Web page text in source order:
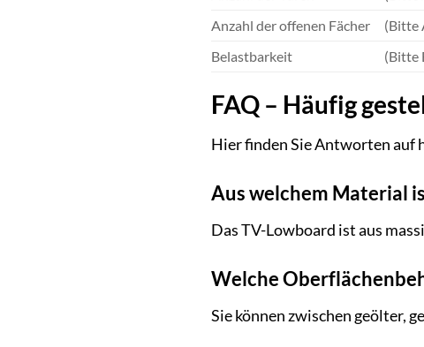
Anzahl der offenen Fächer
(Bitte
Belastbarkeit
(Bitte
FAQ – Häufig
Hier finden Sie Antworten auf
Aus welchem Material
Das TV-Lowboard ist aus
Welche
Sie können zwischen geölter,